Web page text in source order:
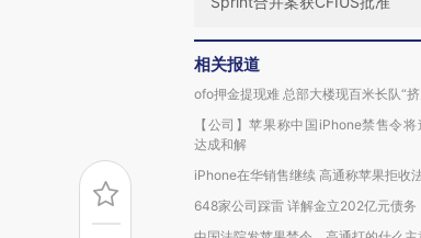
相关报道
ofo押金提现难 总部大楼现百米长队“挤
【公司】苹果称中国iPhone禁售令
达成和解
iPhone在华销售继续 高通称苹果拒收
648家公司踩雷 详解金立202亿元债务